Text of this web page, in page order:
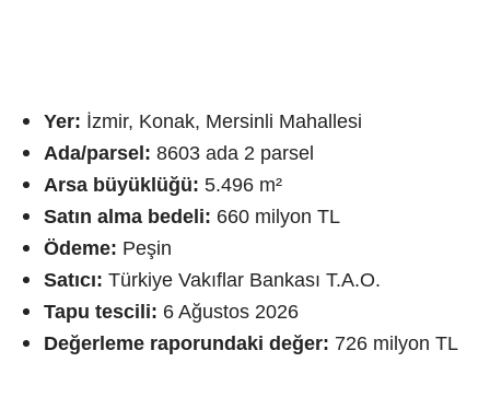
Yer: İzmir, Konak, Mersinli Mahallesi
Ada/parsel: 8603 ada 2 parsel
Arsa büyüklüğü: 5.496 m²
Satın alma bedeli: 660 milyon TL
Ödeme: Peşin
Satıcı: Türkiye Vakıflar Bankası T.A.O.
Tapu tescili: 6 Ağustos 2026
Değerleme raporundaki değer: 726 milyon TL